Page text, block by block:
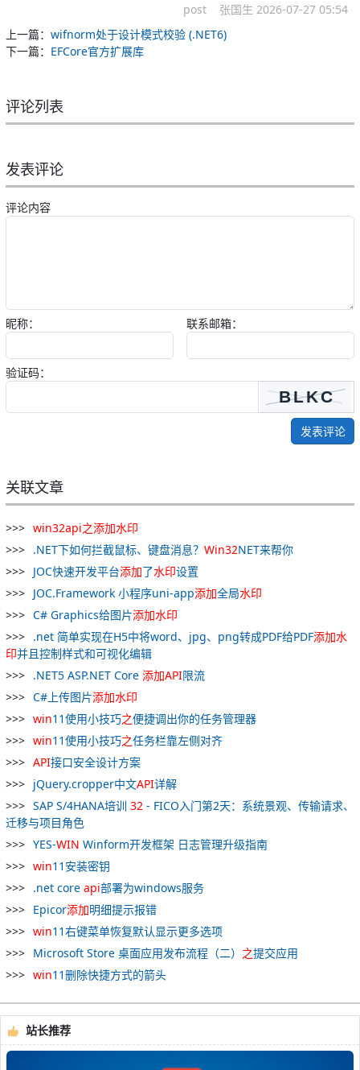
post 张国生 2026-07-27 05:54
上一篇： wifnorm处于设计模式校验 (.NET6)
下一篇： EFCore官方扩展库
评论列表
发表评论
评论内容
昵称： 联系邮箱：
验证码：
发表评论
关联文章
win32api之添加水印
.NET下如何拦截鼠标、键盘消息？ Win32NET来帮你
JOC快速开发平台添加了水印设置
JOC.Framework 小程序uni-app添加全局水印
C# Graphics给图片添加水印
.net 简单实现在H5中将word、jpg、png转成PDF给PDF添加水
印并且控制样式和可视化编辑
.NET5 ASP.NET Core 添加API限流
C#上传图片添加水印
win11使用小技巧之便捷调出你的任务管理器
win11使用小技巧之任务栏靠左侧对齐
API接口安全设计方案
jQuery.cropper中文API详解
SAP S/4HANA培训 32 - FICO入门第2天：系统景观、传输请求、
迁移与项目角色
YES-WIN Winform开发框架 日志管理升级指南
win11安装密钥
.net core api部署为windows服务
Epicor添加明细提示报错
win11右键菜单恢复默认显示更多选项
Microsoft Store 桌面应用发布流程（二） 之提交应用
win11删除快捷方式的箭头
站长推荐